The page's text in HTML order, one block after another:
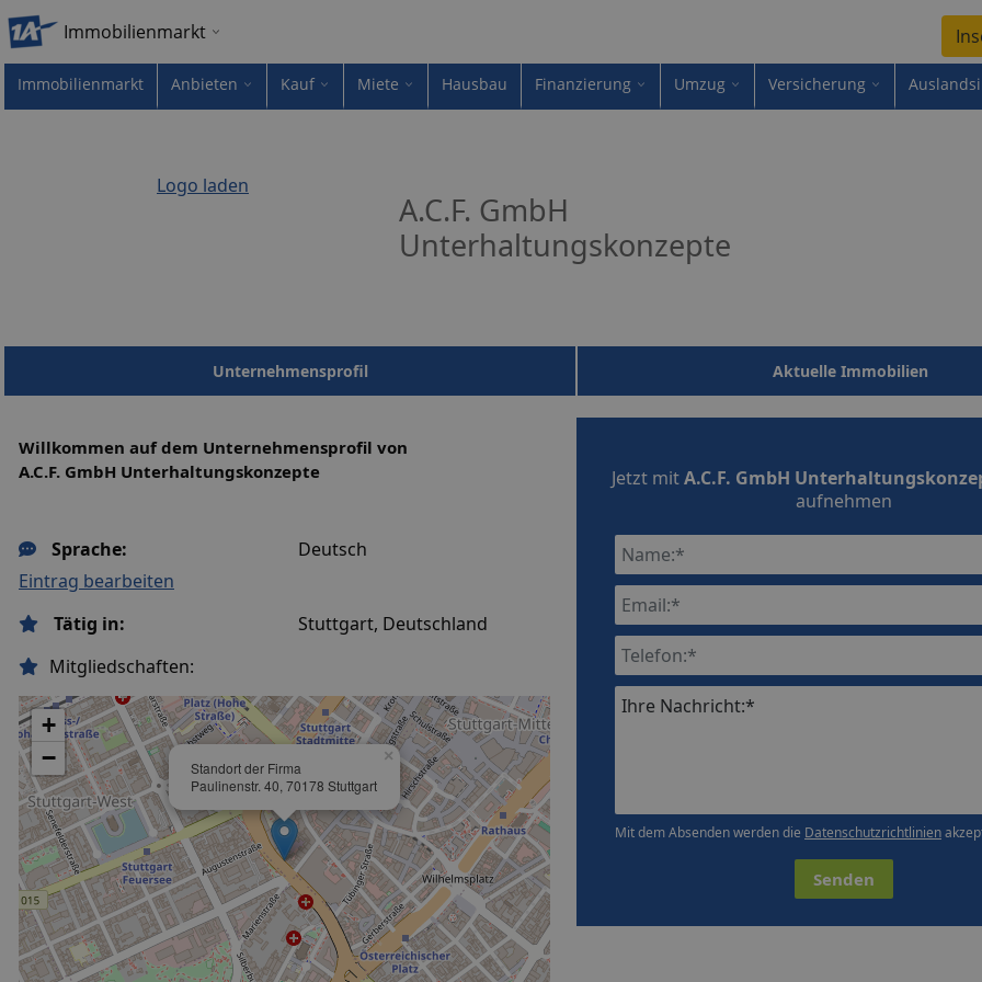
Immobilienmarkt
Immobilienmarkt Anbieten Kauf Miete Hausbau Finanzierung Umzug Versicherung
Logo laden
A.C.F. GmbH
Unterhaltungskonzepte
Unternehmensprofil Aktuelle Immobilien
Willkommen auf dem Unternehmensprofil von
A.C.F. GmbH Unterhaltungskonzepte
Sprache:
Deutsch
Eintrag bearbeiten
Tätig in:
Stuttgart, Deutschland
Mitgliedschaften:
Standort der Firma
Paulinenstr. 40, 70178 Stuttgart
×
+
−
Jetzt mitA.C.F. GmbH
aufnehmen
Ihre Nachricht:*
Mit dem Absenden werden die Datenschutzrichtlinien
Senden